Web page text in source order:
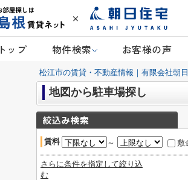
トップ 物件検索 お客様の声
松江市の賃貸・不動産情報｜有限会社朝
地図から駐車場探し
賃料 ～ 敷
さらに条件を指定して絞り込
む